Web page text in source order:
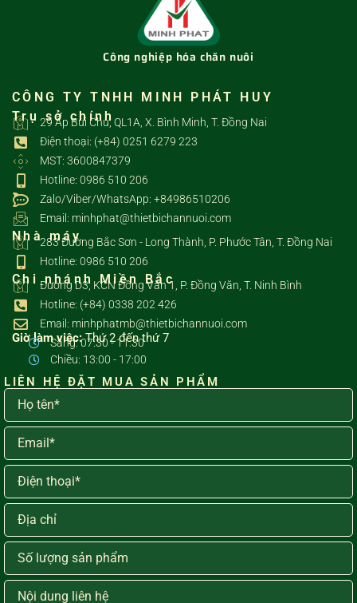
Công nghiệp hóa chăn nuôi
CÔNG TY TNHH MINH PHÁT HUY
Trụ sở chính
29 Ấp Bùi Chu, QL1A, X. Bình Minh, T. Đồng Nai
Điện thoại: (+84) 0251 6279 223
MST: 3600847379
Hotline: 0986 510 206
Zalo/Viber/WhatsApp: +84986510206
Email: minhphat@thietbichannuoi.com
Nhà máy
283 Đường Bắc Sơn - Long Thành, P. Phước Tân, T. Đồng Nai
Hotline: 0986 510 206
Chi nhánh Miền Bắc
Đường D3, KCN Đồng Văn 1, P. Đồng Văn, T. Ninh Bình
Hotline: (+84) 0338 202 426
Email: minhphatmb@thietbichannuoi.com
Giờ làm việc:Thứ 2 đến thứ 7
Sáng: 07:30 - 11:30
Chiều: 13:00 - 17:00
LIÊN HỆ ĐẶT MUA SẢN PHẨM